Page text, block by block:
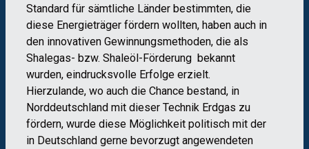
Standard für sämtliche Länder bestimmten, die
diese Energieträger fördern wollten, haben auch in
den innovativen Gewinnungsmethoden, die als
Shalegas- bzw. Shaleöl-Förderung bekannt
wurden, eindrucksvolle Erfolge erzielt.
Hierzulande, wo auch die Chance bestand, in
Norddeutschland mit dieser Technik Erdgas zu
fördern, wurde diese Möglichkeit politisch mit der
in Deutschland gerne bevorzugt angewendeten